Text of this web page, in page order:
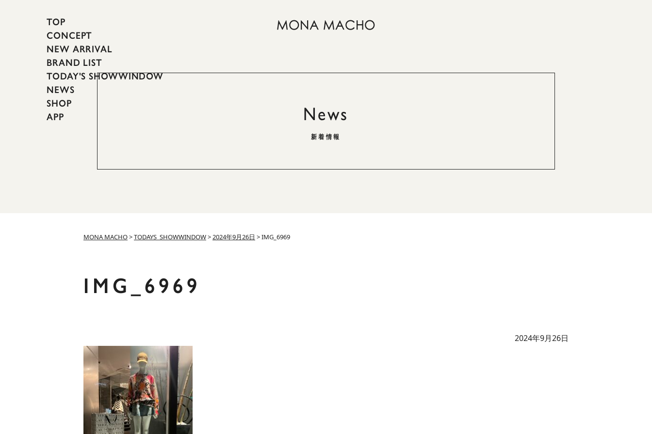
TOP
CONCEPT
NEW ARRIVAL
BRAND LIST
TODAY'S SHOWWINDOW
NEWS
SHOP
APP
News
新着情報
MONA MACHO>TODAYS_SHOWWINDOW>2024年9月26日 >IMG_6969
IMG_6969
2024年9月26日